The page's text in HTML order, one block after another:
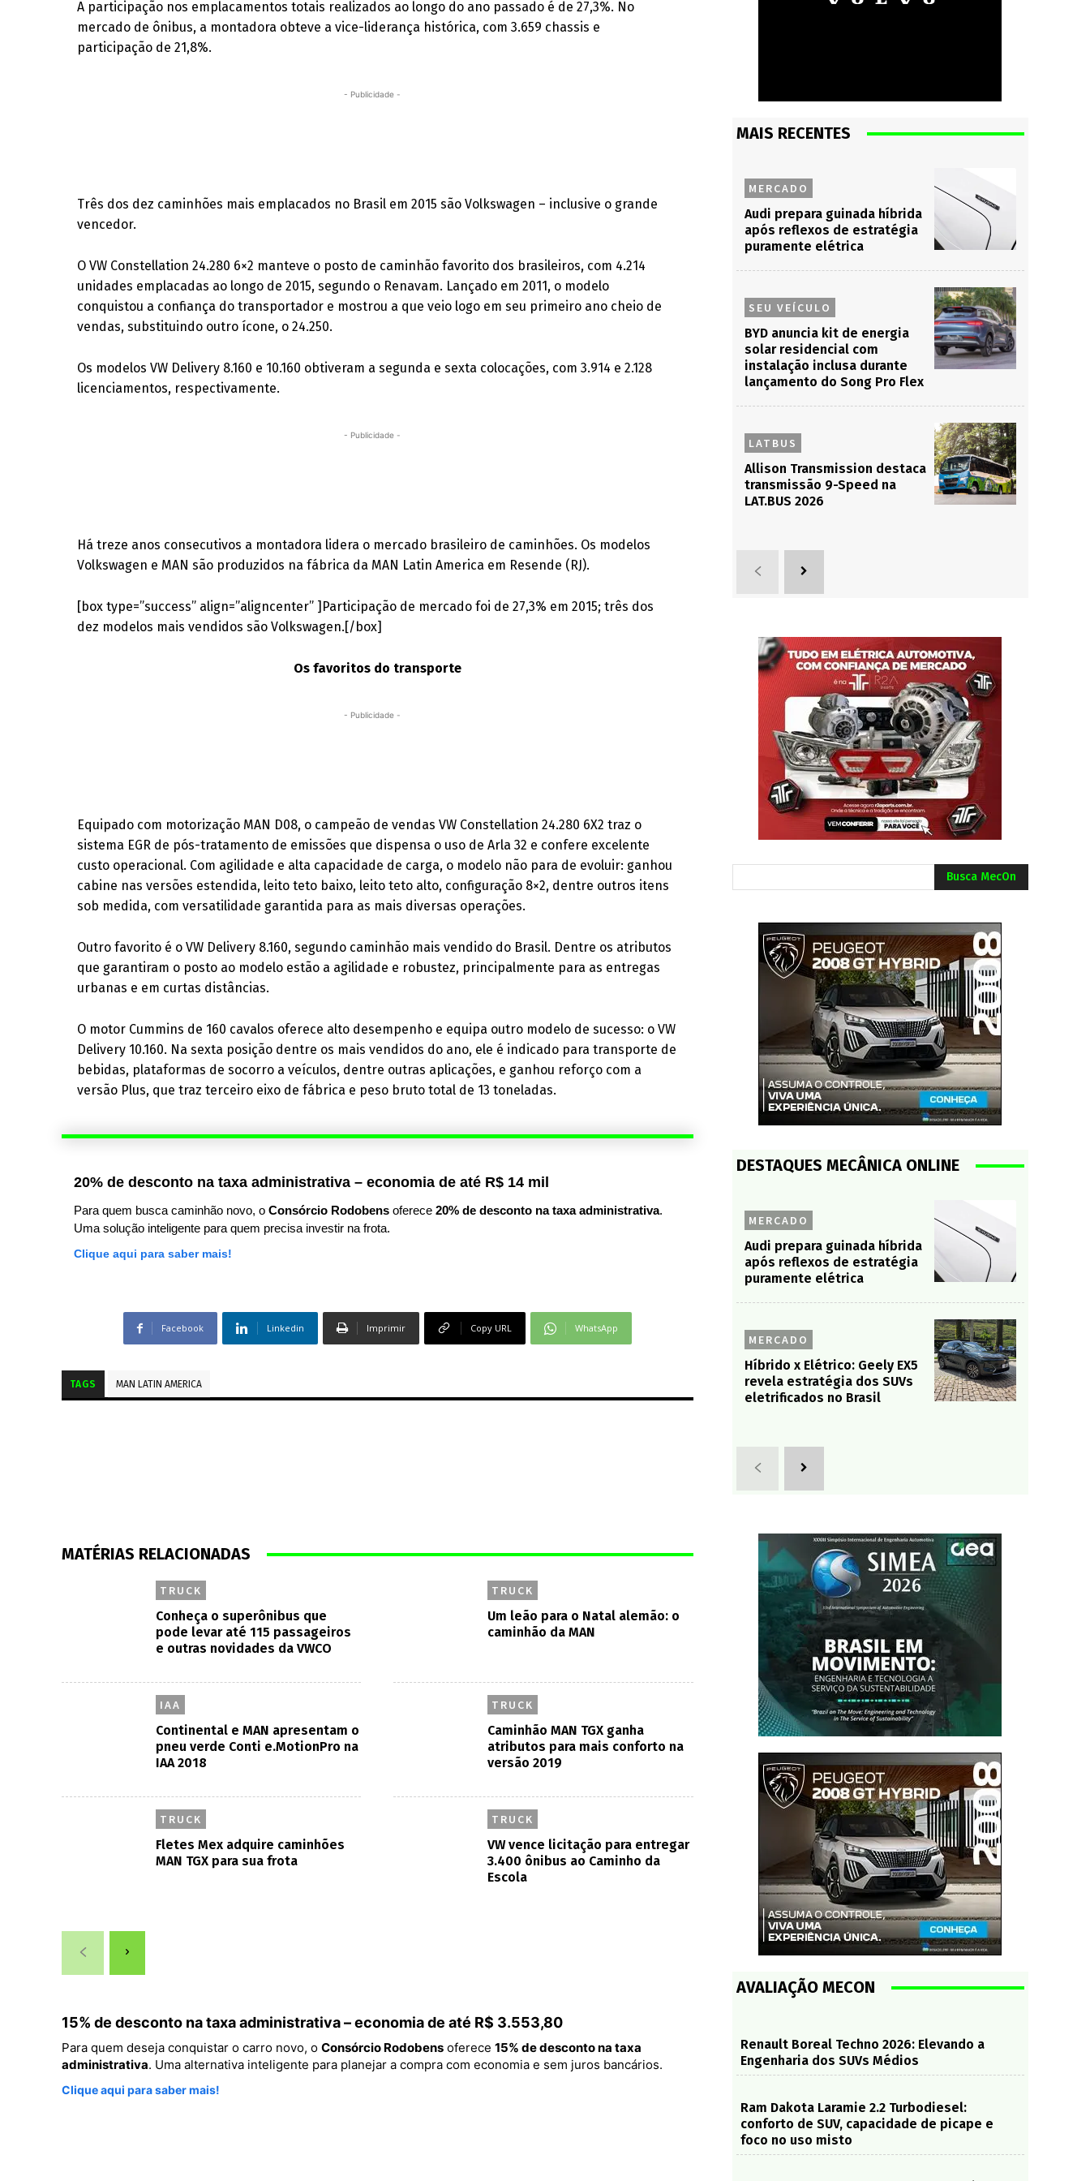
A participação nos emplacamentos totais realizados ao longo do ano passado é de 27,3%. No
mercado de ônibus, a montadora obteve a vice-liderança histórica, com 3.659 chassis e
participação de 21,8%.
- Publicidade -
Três dos dez caminhões mais emplacados no Brasil em 2015 são Volkswagen – inclusive o grande
vencedor.
O VW Constellation 24.280 6×2 manteve o posto de caminhão favorito dos brasileiros, com 4.214
unidades emplacadas ao longo de 2015, segundo o Renavam. Lançado em 2011, o modelo
conquistou a confiança do transportador e mostrou a que veio logo em seu primeiro ano cheio de
vendas, substituindo outro ícone, o 24.250.
Os modelos VW Delivery 8.160 e 10.160 obtiveram a segunda e sexta colocações, com 3.914 e 2.128
licenciamentos, respectivamente.
- Publicidade -
Há treze anos consecutivos a montadora lidera o mercado brasileiro de caminhões. Os modelos
Volkswagen e MAN são produzidos na fábrica da MAN Latin America em Resende (RJ).
[box type=”success” align=”aligncenter” ]Participação de mercado foi de 27,3% em 2015; três dos
dez modelos mais vendidos são Volkswagen.[/box]
Os favoritos do transporte
- Publicidade -
Equipado com motorização MAN D08, o campeão de vendas VW Constellation 24.280 6X2 traz o
sistema EGR de pós-tratamento de emissões que dispensa o uso de Arla 32 e confere excelente
custo operacional. Com agilidade e alta capacidade de carga, o modelo não para de evoluir: ganhou
cabine nas versões estendida, leito teto baixo, leito teto alto, configuração 8×2, dentre outros itens
sob medida, com versatilidade garantida para as mais diversas operações.
Outro favorito é o VW Delivery 8.160, segundo caminhão mais vendido do Brasil. Dentre os atributos
que garantiram o posto ao modelo estão a agilidade e robustez, principalmente para as entregas
urbanas e em curtas distâncias.
O motor Cummins de 160 cavalos oferece alto desempenho e equipa outro modelo de sucesso: o VW
Delivery 10.160. Na sexta posição dentre os mais vendidos do ano, ele é indicado para transporte de
bebidas, plataformas de socorro a veículos, dentre outras aplicações, e ganhou reforço com a
versão Plus, que traz terceiro eixo de fábrica e peso bruto total de 13 toneladas.
20% de desconto na taxa administrativa – economia de até R$ 14 mil
Para quem busca caminhão novo, o Consórcio Rodobens oferece 20% de desconto na taxa administrativa.
Uma solução inteligente para quem precisa investir na frota.
Clique aqui para saber mais!
Facebook Linkedin Imprimir Copy URL WhatsApp
TAGS MAN LATIN AMERICA
MATÉRIAS RELACIONADAS
TRUCK
Conheça o superônibus que
pode levar até 115 passageiros
e outras novidades da VWCO
TRUCK
Um leão para o Natal alemão: o
caminhão da MAN
IAA
Continental e MAN apresentam o
pneu verde Conti e.MotionPro na
IAA 2018
TRUCK
Caminhão MAN TGX ganha
atributos para mais conforto na
versão 2019
TRUCK
Fletes Mex adquire caminhões
MAN TGX para sua frota
TRUCK
VW vence licitação para entregar
3.400 ônibus ao Caminho da
Escola
15% de desconto na taxa administrativa – economia de até R$ 3.553,80
Para quem deseja conquistar o carro novo, o Consórcio Rodobens oferece 15% de desconto na taxa
administrativa. Uma alternativa inteligente para planejar a compra com economia e sem juros bancários.
Clique aqui para saber mais!
MAIS RECENTES
MERCADO
Audi prepara guinada híbrida
após reflexos de estratégia
puramente elétrica
SEU VEÍCULO
BYD anuncia kit de energia
solar residencial com
instalação inclusa durante
lançamento do Song Pro Flex
LATBUS
Allison Transmission destaca
transmissão 9-Speed na
LAT.BUS 2026
Busca MecOn
DESTAQUES MECÂNICA ONLINE
MERCADO
Audi prepara guinada híbrida
após reflexos de estratégia
puramente elétrica
MERCADO
Híbrido x Elétrico: Geely EX5
revela estratégia dos SUVs
eletrificados no Brasil
AVALIAÇÃO MECON
Renault Boreal Techno 2026: Elevando a
Engenharia dos SUVs Médios
Ram Dakota Laramie 2.2 Turbodiesel:
conforto de SUV, capacidade de picape e
foco no uso misto